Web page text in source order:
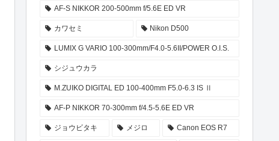
AF-S NIKKOR 200-500mm f/5.6E ED VR
カワセミ Nikon D500
LUMIX G VARIO 100-300mm/F4.0-5.6II/POWER O.I.S.
シジュウカラ
M.ZUIKO DIGITAL ED 100-400mm F5.0-6.3 IS Ⅱ
AF-P NIKKOR 70-300mm f/4.5-5.6E ED VR
ジョウビタキ メジロ Canon EOS R7